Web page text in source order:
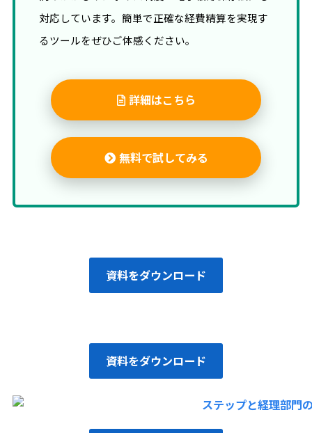
対応しています。簡単で正確な経費精算を実現す
るツールをぜひご体感ください。
詳細はこちら
無料で試してみる
資料をダウンロード
資料をダウンロード